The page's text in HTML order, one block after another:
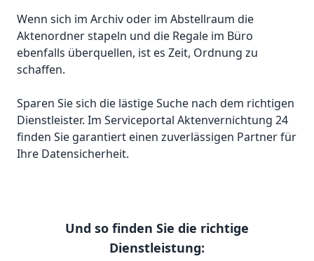
Wenn sich im Archiv oder im Abstellraum die
Aktenordner stapeln und die Regale im Büro
ebenfalls überquellen, ist es Zeit, Ordnung zu
schaffen.
Sparen Sie sich die lästige Suche nach dem richtigen
Dienstleister. Im Serviceportal Aktenvernichtung 24
finden Sie garantiert einen zuverlässigen Partner für
Ihre Datensicherheit.
Und so finden Sie die richtige
Dienstleistung: